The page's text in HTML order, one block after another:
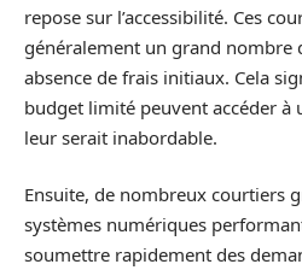
repose sur l’accessibilité. Ces
généralement un grand nombre
absence de frais initiaux. Cela
budget limité peuvent accéder à
leur serait inabordable.
Ensuite, de nombreux courtiers
systèmes numériques
soumettre rapidement des